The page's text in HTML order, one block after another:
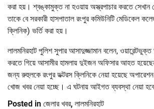
করা হয়। শ্বঙ্কামুক্ত না হওয়ায় অস্ত্রপাচার করতে সেখান
তাকে বে সরকারী হাসপাতাল রংপুর কমিউনিটি মেডিকেল
ক্লিনিক) ভর্তি করা হয়।
লালমনিরহাট পুলিশ সুপার আসাদুজ্জামান বলেন,
করতে গিয়ে আসামীর হামলায় দুইজন অফিসার আহত
জন্য রুহুলকে রংপুর ডক্টরস ক্লিনিকে নেয়া হয়েছে
খোজ খবর নেয়া হচ্ছে। এ ঘটনায় আইগত ব্যবস্থা নেয়া
Posted in জেলার খবর, লালমনিরহাট